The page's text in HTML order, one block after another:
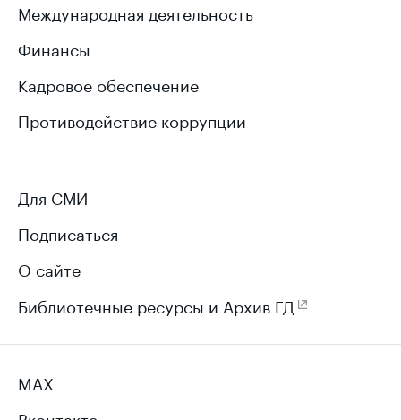
Международная деятельность
Финансы
Кадровое обеспечение
Противодействие коррупции
Для СМИ
Подписаться
О сайте
Библиотечные ресурсы и Архив ГД
MAX